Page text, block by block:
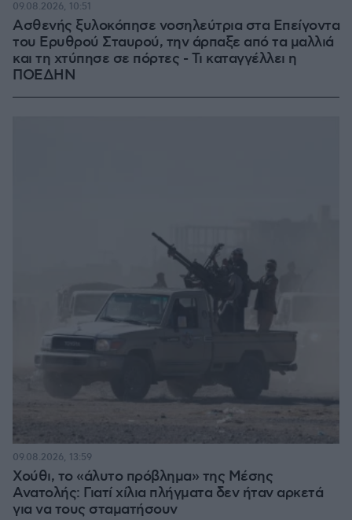
Ασθενής ξυλοκόπησε νοσηλεύτρια στα Επείγοντα
του Ερυθρού Σταυρού, την άρπαξε από τα μαλλιά
και τη χτύπησε σε πόρτες - Τι καταγγέλλει η
ΠΟΕΔΗΝ
09.08.2026, 10:51
Χούθι, το «άλυτο πρόβλημα» της Μέσης
Ανατολής: Γιατί χίλια πλήγματα δεν ήταν αρκετά
για να τους σταματήσουν
09.08.2026, 13:59